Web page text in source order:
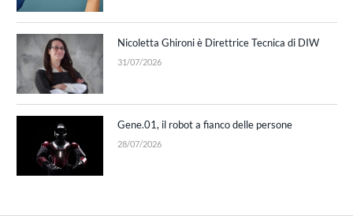
Nicoletta Ghironi è Direttrice Tecnica di DIW
31/07/2026
Gene.01, il robot a fianco delle persone
28/07/2026